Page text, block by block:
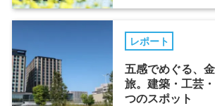
レポート
五感でめぐる、
旅。建築・工芸
つのスポット